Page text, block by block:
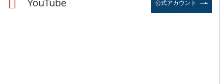
YouTube 公式アカウント